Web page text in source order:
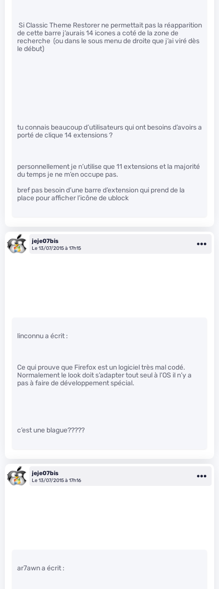
Si Classic Theme Restorer ne permettait pas la réapparition
de cette barre j’aurais 14 icones a coté de la zone de
recherche (ou dans le sous menu de droite que j’ai viré dès
le début)
tu connais beaucoup d’utilisateurs qui ont besoins d’avoirs a
porté de clique 14 extensions ?
personnellement je n’utilise que 11 extensions et la majorité
du temps je ne m’en occupe pas.
bref pas besoin d’une barre d’extension qui prend de la
place pour afficher l’icône de ublock
jeje07bis
Le 13/07/2015 à 17h15
linconnu a écrit :
Ce qui prouve que Firefox est un logiciel très mal codé.
Normalement le look doit s’adapter tout seul à l’OS il n’y a
pas à faire de développement spécial.
c’est une blague?????
jeje07bis
Le 13/07/2015 à 17h16
ar7awn a écrit :